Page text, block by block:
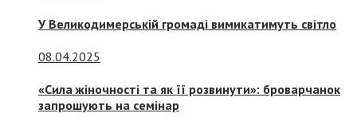
У Великодимерській громаді вимикатимуть світло
08.04.2025
«Сила жіночності та як її розвинути»: броварчанок
запрошують на семінар